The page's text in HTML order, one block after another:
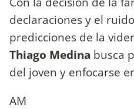
declaraciones y el
predicciones de la
Thiago Medina busca
del joven y enfocarse
AM